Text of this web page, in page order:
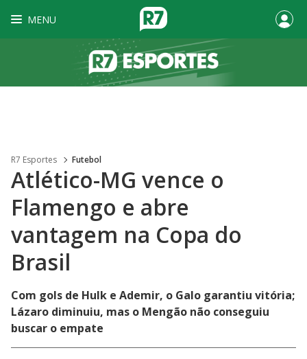
MENU
R7 Esportes Futebol
Atlético-MG vence o
Flamengo e abre
vantagem na Copa do
Brasil
Com gols de Hulk e Ademir, o Galo garantiu vitória;
Lázaro diminuiu, mas o Mengão não conseguiu
buscar o empate